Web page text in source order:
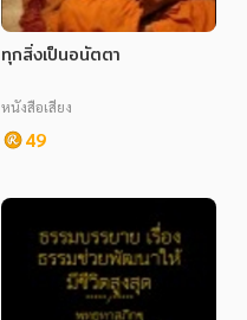
ทุกสิ่งเป็นอนัตตา
หนังสือเสียง
49